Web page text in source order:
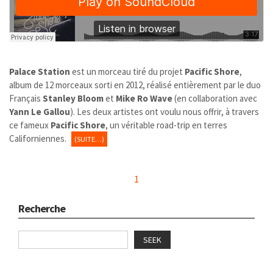
Palace Station est un morceau tiré du projet Pacific Shore,
album de 12 morceaux sorti en 2012, réalisé entièrement par le duo
Français Stanley Bloomet Mike Ro Wave(en collaboration avec
Yann Le Gallou). Les deux artistes ont voulu nous offrir, à travers
ce fameux Pacific Shore, un véritable road-trip en terres
Californiennes.
(SUITE…)
1
Recherche
SEEK